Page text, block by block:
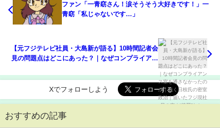
ファン「一青窈さん！涙そうそう大好きです！」一
青窈「私じゃないです…」
【元フジテレビ社員・大島新が語る】10時間記者会
見の問題点はどこにあった？｜なぜコンプライアン
Xでフォローしよう
おすすめの記事